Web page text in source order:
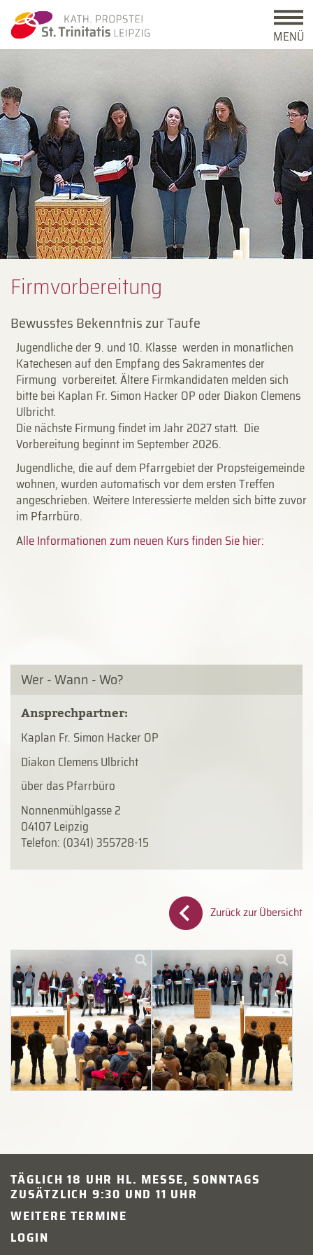
MENÜ
Firm­vor­berei­tung
Bewusstes Bekenntnis zur Taufe
Jugendliche der 9. und 10. Klasse werden in monatlichen
Katechesen auf den Empfang des Sakramentes der
Firmung vorbereitet. Ältere Firmkandidaten melden sich
bitte bei Kaplan Fr. Simon Hacker OP oder Diakon Clemens
Ulbricht.
Die nächste Firmung findet im Jahr 2027 statt. Die
Vorbereitung beginnt im September 2026.
Jugendliche, die auf dem Pfarrgebiet der Propsteigemeinde
wohnen, wurden automatisch vor dem ersten Treffen
angeschrieben. Weitere Interessierte melden sich bitte zuvor
im Pfarrbüro.
Alle Informationen zum neuen Kurs finden Sie hier:
Wer - Wann - Wo?
Ansprechpartner:
Kaplan Fr. Simon Hacker OP
Diakon Clemens Ulbricht
über das Pfarrbüro
Nonnenmühlgasse 2
04107 Leipzig
Telefon: (0341) 355728-15
Zurück zur Übersicht
TÄGLICH 18 UHR HL. MESSE, SONNTAGS
ZUSÄTZLICH 9:30 UND 11 UHR
WEITERE TERMINE
LOGIN